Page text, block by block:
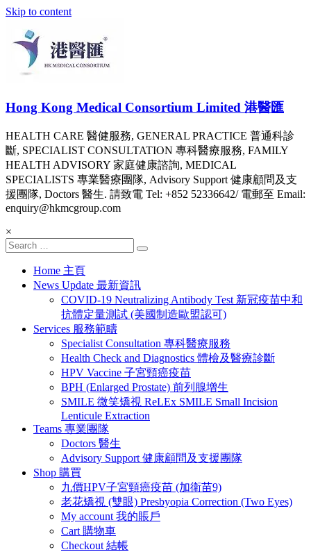
Skip to content
Hong Kong Medical Consortium Limited 港醫匯
HEALTH CARE 醫健服務, GENERAL PRACTICE 普通科診
斷, SPECIALIST CONSULTATION 專科醫療服務, FAMILY
HEALTH ADVISORY 家庭健康諮詢, MEDICAL
SPECIALISTS 專業醫療團隊, Advisory Support 健康顧問及支
援團隊, Doctors 醫生. 請致電 Tel: +852 52336642/ 電郵至 Email:
enquiry@hkmcgroup.com
×
Home 主頁
News Update 最新資訊
COVID-19 Neutralizing Antibody Test 新冠疫苗中和
抗體定量測試 (美國制造歐盟認可)
Services 服務範疇
Specialist Consultation 專科醫療服務
Health Check and Diagnostics 體檢及醫療診斷
HPV Vaccine 子宮頸癌疫苗
BPH (Enlarged Prostate) 前列腺增生
SMILE 微笑矯視 ReLEx SMILE Small Incision
Lenticule Extraction
Teams 專業團隊
Doctors 醫生
Advisory Support 健康顧問及支援團隊
Shop 購買
九價HPV子宮頸癌疫苗 (加衛苗9)
老花矯視 (雙眼) Presbyopia Correction (Two Eyes)
My account 我的賬戶
Cart 購物車
Checkout 結帳